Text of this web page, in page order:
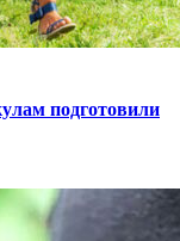
подготовили